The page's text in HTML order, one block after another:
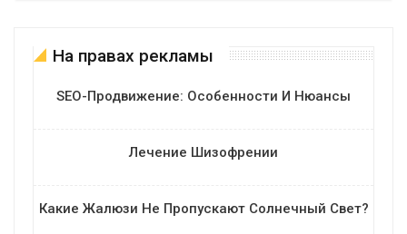
На правах рекламы
SEO-Продвижение: Особенности И Нюансы
Лечение Шизофрении
Какие Жалюзи Не Пропускают Солнечный Свет?